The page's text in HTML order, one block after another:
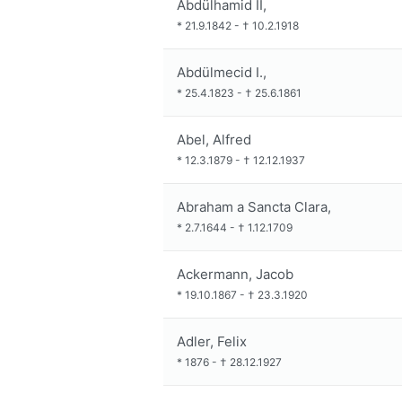
Abdülhamid II,
* 21.9.1842 - † 10.2.1918
Abdülmecid I.,
* 25.4.1823 - † 25.6.1861
Abel, Alfred
* 12.3.1879 - † 12.12.1937
Abraham a Sancta Clara,
* 2.7.1644 - † 1.12.1709
Ackermann, Jacob
* 19.10.1867 - † 23.3.1920
Adler, Felix
* 1876 - † 28.12.1927